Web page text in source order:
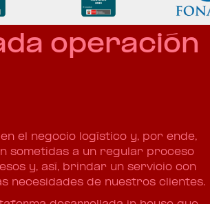
operación
el negocio logístico y, por ende,
sometidas a un regular proceso
y, así, brindar un servicio con
necesidades de nuestros clientes.